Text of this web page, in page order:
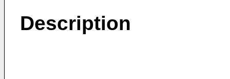
Description